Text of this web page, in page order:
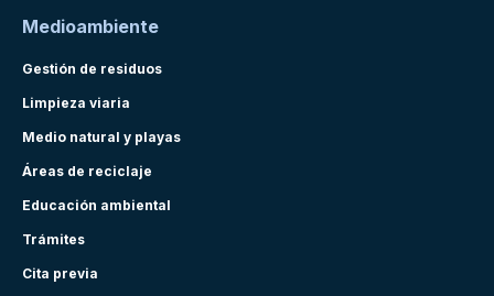
Medioambiente
Gestión de residuos
Limpieza viaria
Medio natural y playas
Áreas de reciclaje
Educación ambiental
Trámites
Cita previa